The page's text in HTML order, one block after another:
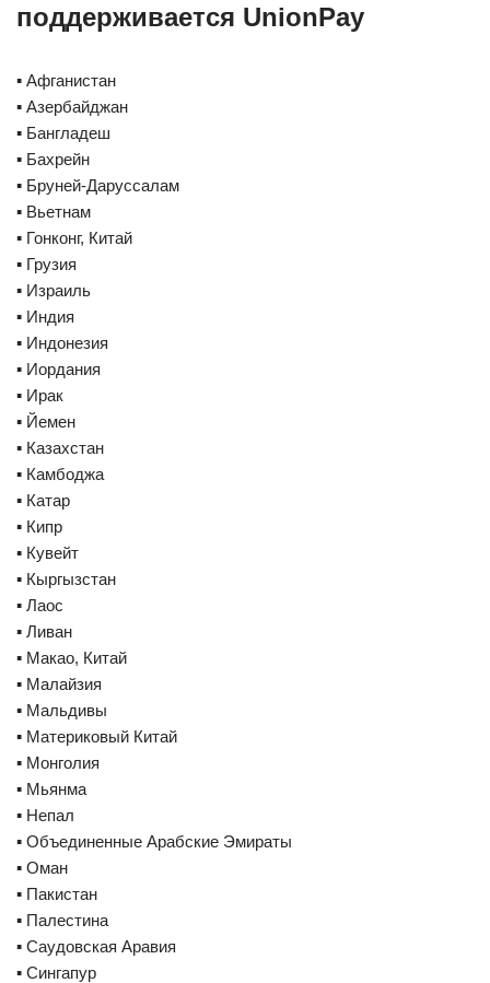
поддерживается UnionPay
▪️ Афганистан
▪️ Азербайджан
▪️ Бангладеш
▪️ Бахрейн
▪️ Бруней-Даруссалам
▪️ Вьетнам
▪️ Гонконг, Китай
▪️ Грузия
▪️ Израиль
▪️ Индия
▪️ Индонезия
▪️ Иордания
▪️ Ирак
▪️ Йемен
▪️ Казахстан
▪️ Камбоджа
▪️ Катар
▪️ Кипр
▪️ Кувейт
▪️ Кыргызстан
▪️ Лаос
▪️ Ливан
▪️ Макао, Китай
▪️ Малайзия
▪️ Мальдивы
▪️ Материковый Китай
▪️ Монголия
▪️ Мьянма
▪️ Непал
▪️ Объединенные Арабские Эмираты
▪️ Оман
▪️ Пакистан
▪️ Палестина
▪️ Саудовская Аравия
▪️ Сингапур